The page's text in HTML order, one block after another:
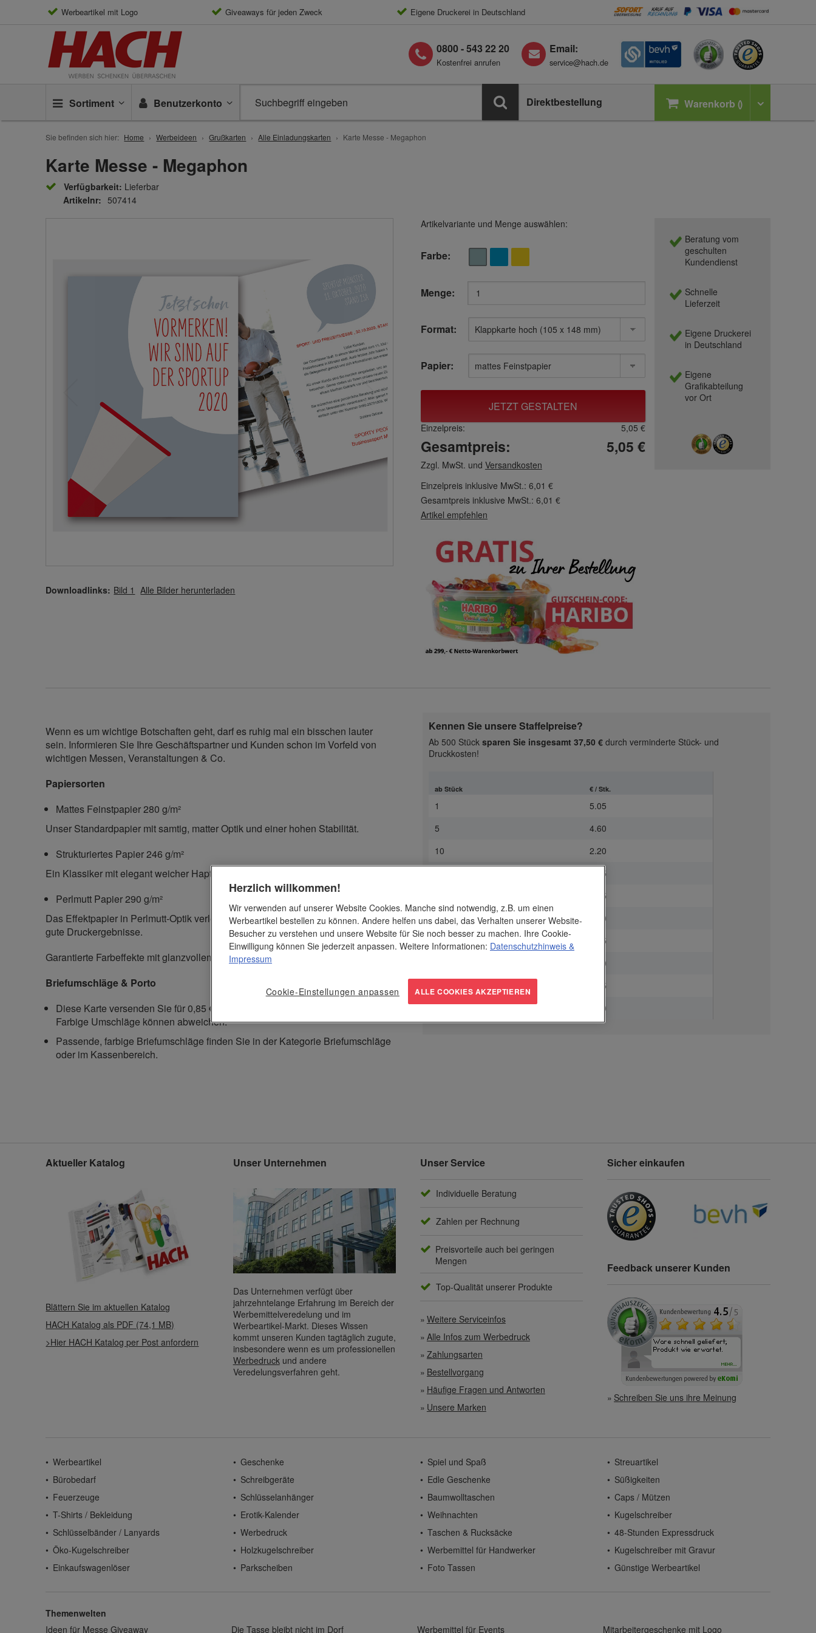
Werbeartikel mit Logo Giveaways für jeden Zweck Eigene Druckerei in Deutschland
0800 - 543 22 20
Kostenfrei anrufen
Email:
service@hach.de
Sortiment Warenkorb
Benutzerkonto Direktbestellung
Sie befinden sich hier: Home Werbeideen Grußkarten Alle Einladungskarten Karte Messe - Megaphon
Karte Messe - Megaphon
Verfügbarkeit: Lieferbar
Artikelnr: 507414
Downloadlinks: Bild 1 Alle Bilder herunterladen
Artikelvariante und Menge auswählen:
Farbe:
Menge:
Format:
Papier:
JETZT GESTALTEN
Einzelpreis: 5,05 €
Gesamtpreis: 5,05 €
Zzgl. MwSt. und Versandkosten
Einzelpreis inklusive MwSt.: 6,01 €
Gesamtpreis inklusive MwSt.: 6,01 €
Artikel empfehlen
Beratung vom
geschulten
Kundendienst
Schnelle
Lieferzeit
Eigene Druckerei
in Deutschland
Eigene
Grafikabteilung
vor Ort
Wenn es um wichtige Botschaften geht, darf es ruhig mal ein bisschen lauter
sein. Informieren Sie Ihre Geschäftspartner und Kunden schon im Vorfeld von
wichtigen Messen, Veranstaltungen & Co.
Papiersorten
Mattes Feinstpapier 280 g/m²
Unser Standardpapier mit samtig, matter Optik und einer hohen Stabilität.
Strukturiertes Papier 246 g/m²
Ein Klassiker mit elegant weicher Haptik und strukturierter Oberfläche.
Perlmutt Papier 290 g/m²
Das Effektpapier in Perlmutt-Optik verleiht schimmernden Glanz für besonders
gute Druckergebnisse.
Garantierte Farbeffekte mit glanzvollem Touch.
Briefumschläge & Porto
Diese Karte versenden Sie für 0,85 € (bis 20 g)
Farbige Umschläge können abweichen.
Passende, farbige Briefumschläge finden Sie in der Kategorie Briefumschläge
oder im Kassenbereich.
Kennen Sie unsere Staffelpreise?
Ab 500 Stück sparen Sie insgesamt 37,50 € durch verminderte Stück- und
Druckkosten!
ab Stück € / Stk.
1
5.05
5
4.60
10
2.20
1.95
1.85
30
1.70
50
1.45
1.10
0.95
500
0.80
Aktueller Katalog
Blättern Sie im aktuellen Katalog
HACH Katalog als PDF (74,1 MB)
>Hier HACH Katalog per Post anfordern
Unser Unternehmen
Das Unternehmen verfügt über
jahrzehntelange Erfahrung im Bereich der
Werbemittelveredelung und im
Werbeartikel-Markt. Dieses Wissen
kommt unseren Kunden tagtäglich zugute,
insbesondere wenn es um professionellen
Werbedruck und andere
Veredelungsverfahren geht.
Unser Service
Individuelle Beratung
Zahlen per Rechnung
Preisvorteile auch bei geringen
Mengen
Top-Qualität unserer Produkte
Weitere Serviceinfos
Alle Infos zum Werbedruck
Zahlungsarten
Bestellvorgang
Häufige Fragen und Antworten
Unsere Marken
Sicher einkaufen
Feedback unserer Kunden
Schreiben Sie uns ihre Meinung
Werbeartikel Geschenke Spiel und Spaß
Streuartikel
Bürobedarf
Schreibgeräte Edle Geschenke
Süßigkeiten
Feuerzeuge
Schlüsselanhänger Baumwolltaschen
Caps / Mützen
T-Shirts / Bekleidung
Erotik-Kalender Weihnachten
Kugelschreiber
Schlüsselbänder / Lanyards
Werbedruck Taschen & Rucksäcke
48-Stunden Expressdruck
Öko-Kugelschreiber
Holzkugelschreiber Werbemittel für Handwerker
Kugelschreiber mit Gravur
Einkaufswagenlöser
Parkscheiben Foto Tassen Günstige Werbeartikel
Themenwelten
Ideen für Messe Giveaway
Die Tasse bleibt nicht im Dorf Werbemittel für Events Mitarbeitergeschenke mit Logo
Herzlich willkommen!
Wir verwenden auf unserer Website Cookies. Manche sind notwendig, z.B. um einen
Werbeartikel bestellen zu können. Andere helfen uns dabei, das Verhalten unserer Website-
Besucher zu verstehen und unsere Website für Sie noch besser zu machen. Ihre Cookie-
Einwilligung können Sie jederzeit anpassen. Weitere Informationen: Datenschutzhinweis &
Impressum
Cookie-Einstellungen anpassen ALLE COOKIES AKZEPTIEREN